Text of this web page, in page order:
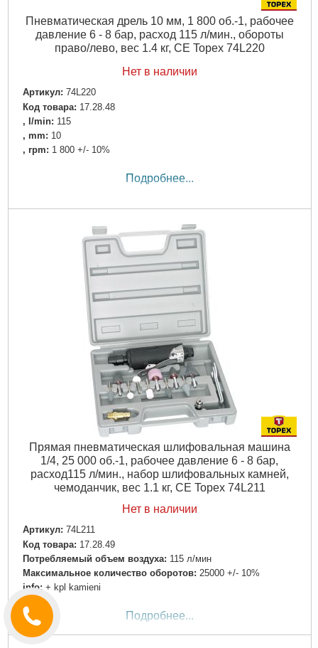
Пневматическая дрель 10 мм, 1 800 об.-1, рабочее
давление 6 - 8 бар, расход 115 л/мин., обороты
право/лево, вес 1.4 кг, CE Topex 74L220
Нет в наличии
Артикул: 74L220
Код товара: 17.28.48
, I/min: 115
, mm: 10
, rpm: 1 800 +/- 10%
Подробнее...
Прямая пневматическая шлифовальная машина
1/4, 25 000 об.-1, рабочее давление 6 - 8 бар,
расход115 л/мин., набор шлифовальных камней,
чемоданчик, вес 1.1 кг, CE Topex 74L211
Нет в наличии
Артикул: 74L211
Код товара: 17.28.49
Потребляемый объем воздуха: 115 л/мин
Максимальное количество оборотов: 25000 +/- 10%
info: + kpl kamieni
Подробнее...